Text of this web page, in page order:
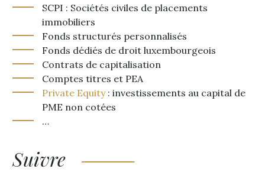
SCPI : Sociétés civiles de placements
immobiliers
Fonds structurés personnalisés
Fonds dédiés de droit luxembourgeois
Contrats de capitalisation
Comptes titres et PEA
Private Equity: investissements au capital de
PME non cotées
…
Suivre